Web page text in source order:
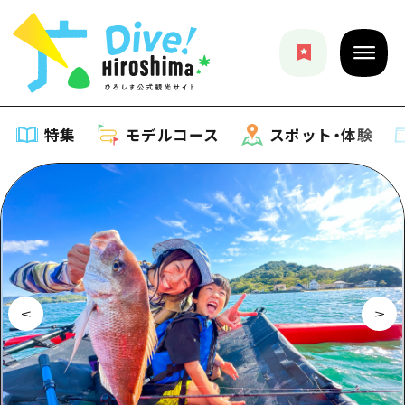
特集 モデルコース スポット・体験
特集
特集一覧
おすすめ
アート
イベント・祭り
グルメ・酒
モデルコース
モデルコース一覧
Dive! Hiroshima 公式ガイド
広島もしもトラベル
スポット・体験
スポット・体験一覧
広島市周辺
イベント